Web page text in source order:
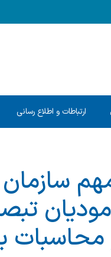
ارتباطات و اطلاع رسانی